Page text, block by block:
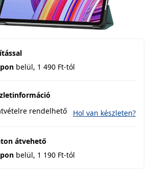
belül, 1 490 Ft-tól
rendelhető
Hol van készleten?
átvehető
belül, 1 190 Ft-tól